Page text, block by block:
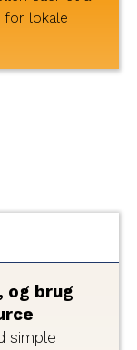
for lokale
og brug
simple